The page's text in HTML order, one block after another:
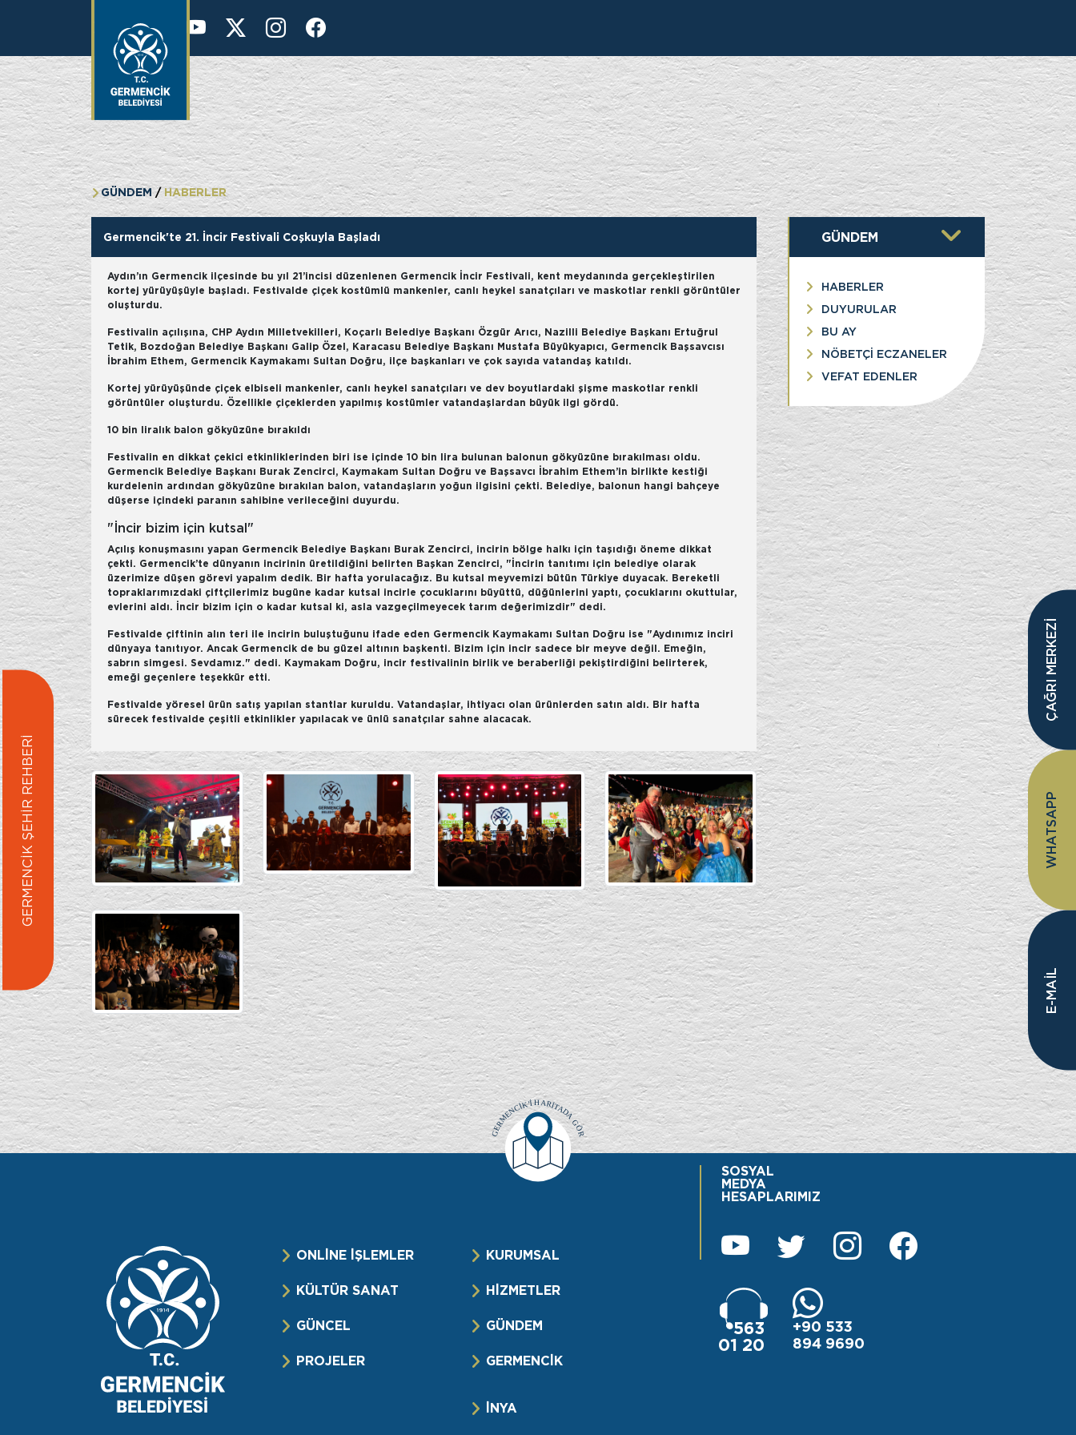
36 ° KURUMSAL
GERMENCİK ŞEHİR REHBERİ
E-MAİL
WHATSAPP
ÇAĞRI MERKEZİ
GÜNDEM HABERLER
Germencik'te 21. İncir Festivali Coşkuyla Başladı
Aydın’ın Germencik ilçesinde bu yıl 21’incisi düzenlenen Germencik İncir Festivali, kent meydanında gerçekleştirilen
kortej yürüyüşüyle başladı. Festivalde çiçek kostümlü mankenler, canlı heykel sanatçıları ve maskotlar renkli görüntüler
oluşturdu.
Festivalin açılışına, CHP Aydın Milletvekilleri, Koçarlı Belediye Başkanı Özgür Arıcı, Nazilli Belediye Başkanı Ertuğrul
Tetik, Bozdoğan Belediye Başkanı Galip Özel, Karacasu Belediye Başkanı Mustafa Büyükyapıcı, Germencik Başsavcısı
İbrahim Ethem, Germencik Kaymakamı Sultan Doğru, ilçe başkanları ve çok sayıda vatandaş katıldı.
Kortej yürüyüşünde çiçek elbiseli mankenler, canlı heykel sanatçıları ve dev boyutlardaki şişme maskotlar renkli
görüntüler oluşturdu. Özellikle çiçeklerden yapılmış kostümler vatandaşlardan büyük ilgi gördü.
10 bin liralık balon gökyüzüne bırakıldı
Festivalin en dikkat çekici etkinliklerinden biri ise içinde 10 bin lira bulunan balonun gökyüzüne bırakılması oldu.
Germencik Belediye Başkanı Burak Zencirci, Kaymakam Sultan Doğru ve Başsavcı İbrahim Ethem’in birlikte kestiği
kurdelenin ardından gökyüzüne bırakılan balon, vatandaşların yoğun ilgisini çekti. Belediye, balonun hangi bahçeye
düşerse içindeki paranın sahibine verileceğini duyurdu.
"İncir bizim için kutsal"
Açılış konuşmasını yapan Germencik Belediye Başkanı Burak Zencirci, incirin bölge halkı için taşıdığı öneme dikkat
çekti. Germencik’te dünyanın incirinin üretildiğini belirten Başkan Zencirci, "İncirin tanıtımı için belediye olarak
üzerimize düşen görevi yapalım dedik. Bir hafta yorulacağız. Bu kutsal meyvemizi bütün Türkiye duyacak. Bereketli
topraklarımızdaki çiftçilerimiz bugüne kadar kutsal incirle çocuklarını büyüttü, düğünlerini yaptı, çocuklarını okuttular,
evlerini aldı. İncir bizim için o kadar kutsal ki, asla vazgeçilmeyecek tarım değerimizdir" dedi.
Festivalde çiftinin alın teri ile incirin buluştuğunu ifade eden Germencik Kaymakamı Sultan Doğru ise "Aydınımız inciri
dünyaya tanıtıyor. Ancak Germencik de bu güzel altının başkenti. Bizim için incir sadece bir meyve değil. Emeğin,
sabrın simgesi. Sevdamız." dedi. Kaymakam Doğru, incir festivalinin birlik ve beraberliği pekiştirdiğini belirterek,
emeği geçenlere teşekkür etti.
Festivalde yöresel ürün satış yapılan stantlar kuruldu. Vatandaşlar, ihtiyacı olan ürünlerden satın aldı. Bir hafta
sürecek festivalde çeşitli etkinlikler yapılacak ve ünlü sanatçılar sahne alacacak.
GÜNDEM
HABERLER
DUYURULAR
BU AY
NÖBETÇİ ECZANELER
VEFAT EDENLER
ONLİNE İŞLEMLER
KÜLTÜR SANAT
GÜNCEL
PROJELER
KURUMSAL
HİZMETLER
GÜNDEM
GERMENCİK
İNYA
SOSYAL
MEDYA
HESAPLARIMIZ
563
01 20
+90 533
894 9690